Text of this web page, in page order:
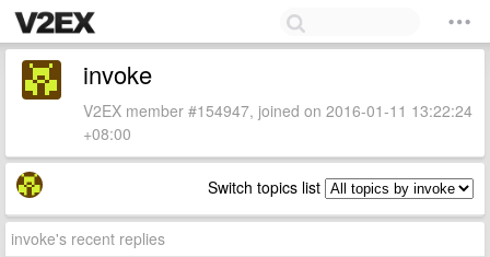
invoke
V2EX member #154947, joined on 2016-01-11 13:22:24
+08:00
Switch topics list
invoke's recent replies